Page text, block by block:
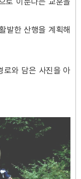
로 이룬다는 교훈을
발한 산행을 계획해
로와 담은 사진을 아